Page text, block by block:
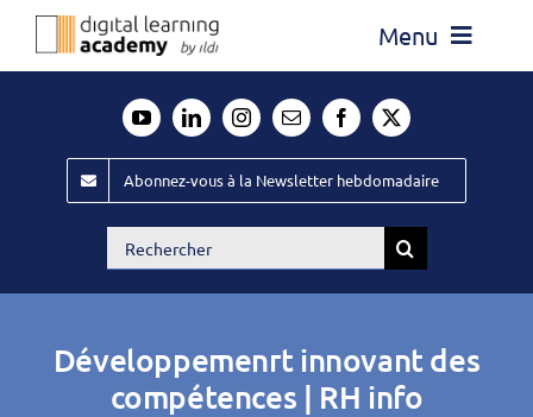
Passer
Menu
Évènements ILDI
Offres d’emploi
Publiez
Abonnez-vous à la Newsletter hebdomadaire
Rechercher:
Développemenrt innovant des
compétences | RH info